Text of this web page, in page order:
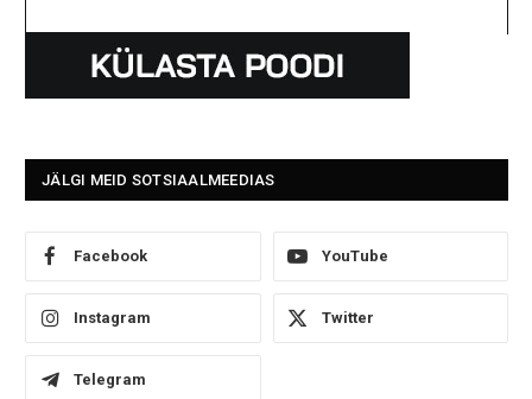
JÄLGI MEID SOTSIAALMEEDIAS
Facebook YouTube
Instagram Twitter
Telegram